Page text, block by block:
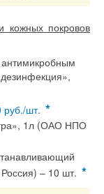
кожных покровов
руб./шт. *
1л (ОАО НПО
– 10 шт. *